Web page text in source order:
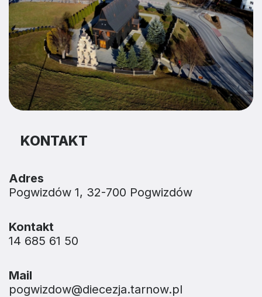
KONTAKT
Adres
Pogwizdów 1, 32-700 Pogwizdów
Kontakt
14 685 61 50
Mail
pogwizdow@diecezja.tarnow.pl